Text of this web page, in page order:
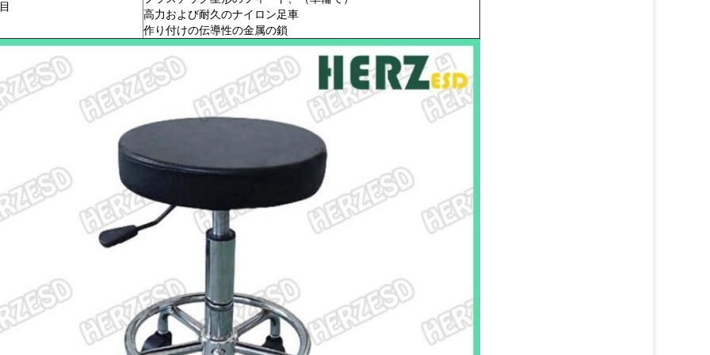
高力および耐久のナイロン足車
作り付けの伝導性の金属の鎖